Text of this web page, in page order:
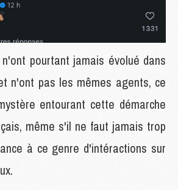
pourtant jamais évolué dans
n'ont pas les mêmes agents, ce
entourant cette démarche
même s'il ne faut jamais trop
à ce genre d'intéractions sur